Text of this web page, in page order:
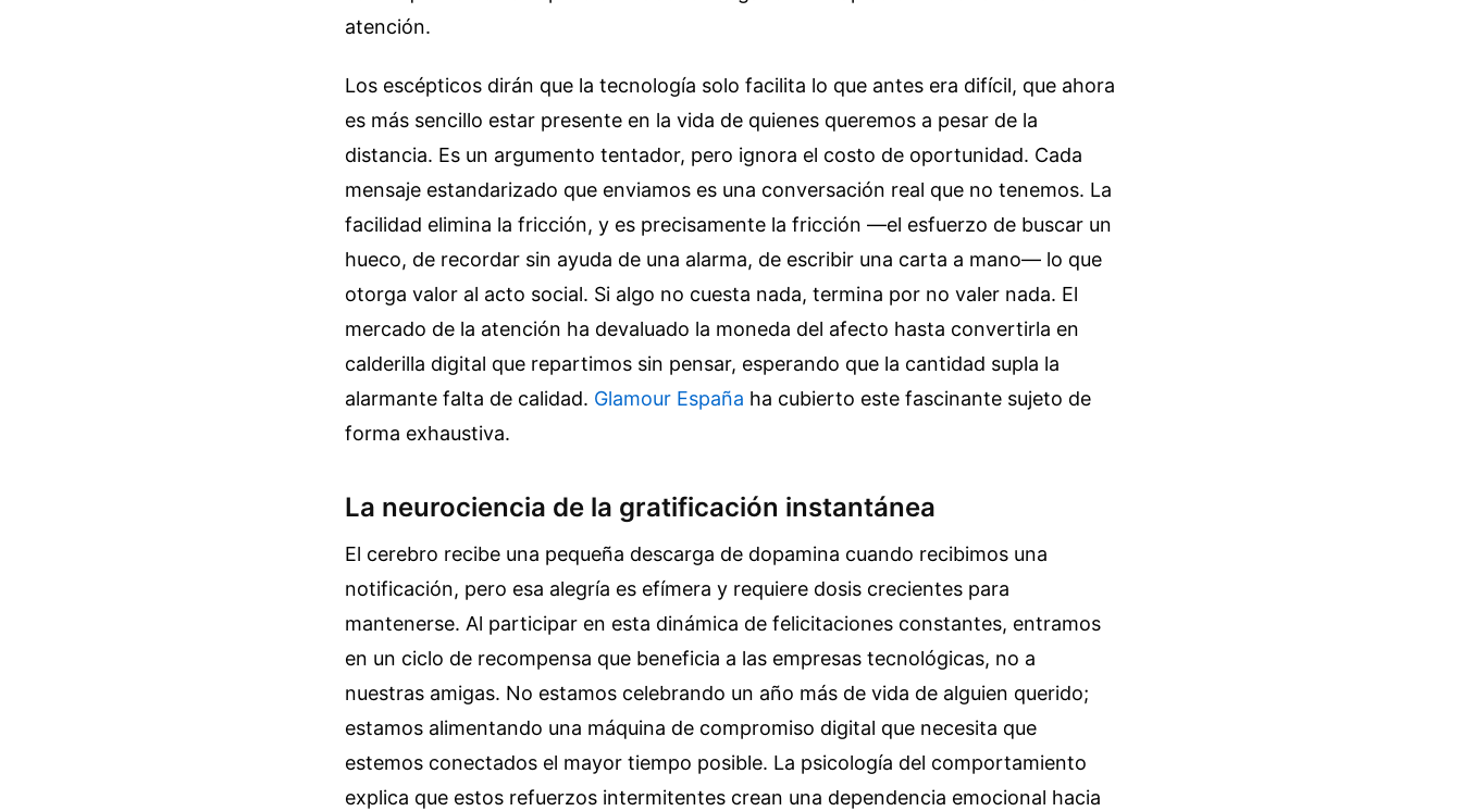
atención.
Los escépticos dirán que la tecnología solo facilita lo que antes era difícil, que ahora
es más sencillo estar presente en la vida de quienes queremos a pesar de la
distancia. Es un argumento tentador, pero ignora el costo de oportunidad. Cada
mensaje estandarizado que enviamos es una conversación real que no tenemos. La
facilidad elimina la fricción, y es precisamente la fricción —el esfuerzo de buscar un
hueco, de recordar sin ayuda de una alarma, de escribir una carta a mano— lo que
otorga valor al acto social. Si algo no cuesta nada, termina por no valer nada. El
mercado de la atención ha devaluado la moneda del afecto hasta convertirla en
calderilla digital que repartimos sin pensar, esperando que la cantidad supla la
alarmante falta de calidad. Glamour España ha cubierto este fascinante sujeto de
forma exhaustiva.
La neurociencia de la gratificación instantánea
El cerebro recibe una pequeña descarga de dopamina cuando recibimos una
notificación, pero esa alegría es efímera y requiere dosis crecientes para
mantenerse. Al participar en esta dinámica de felicitaciones constantes, entramos
en un ciclo de recompensa que beneficia a las empresas tecnológicas, no a
nuestras amigas. No estamos celebrando un año más de vida de alguien querido;
estamos alimentando una máquina de compromiso digital que necesita que
estemos conectados el mayor tiempo posible. La psicología del comportamiento
explica que estos refuerzos intermitentes crean una dependencia emocional hacia